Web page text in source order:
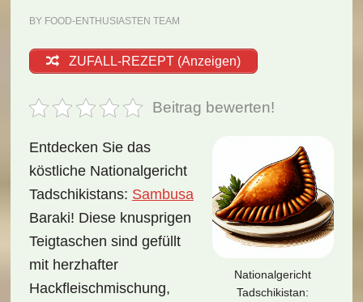
BY FOOD-ENTHUSIASTEN TEAM
ZUFALL-REZEPT (Anzeigen)
Beitrag bewerten!
Nationalgericht
Tadschikistan:
Entdecken Sie das
köstliche Nationalgericht
Tadschikistans: Sambusa
Baraki! Diese knusprigen
Teigtaschen sind gefüllt
mit herzhafter
Hackfleischmischung,